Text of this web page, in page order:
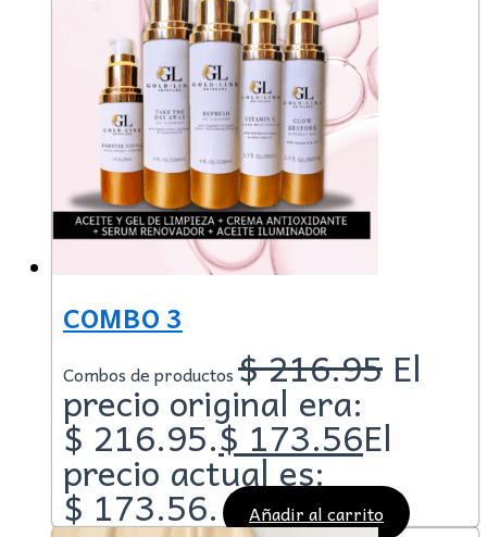
COMBO 3
Combos de productos$216.95 El
precio original era:
$ 216.95.$ 173.56El
precio actual es:
$ 173.56. Añadir al carrito